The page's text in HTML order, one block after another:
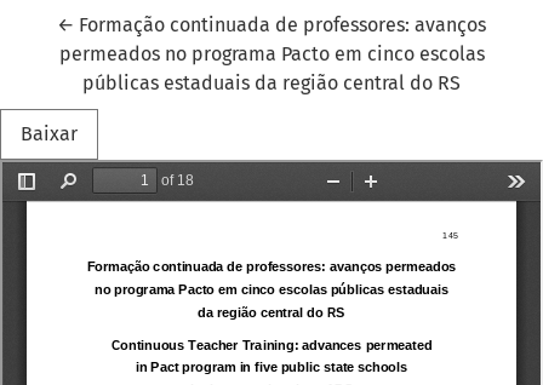
← Voltar aos Detalhes do Artigo
Formação continuada de professores: avanços
permeados no programa Pacto em cinco escolas
públicas estaduais da região central do RS
Baixar